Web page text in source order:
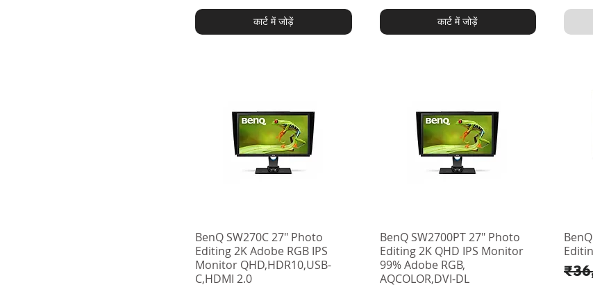
कार्ट में जोड़ें कार्ट में जोड़ें
BenQ SW270C 27" Photo
Editing 2K Adobe RGB IPS
Monitor QHD,HDR10,USB-
C,HDMI 2.0
BenQ SW2700PT 27" Photo
Editing 2K QHD IPS Monitor
99% Adobe RGB,
AQCOLOR,DVI-DL